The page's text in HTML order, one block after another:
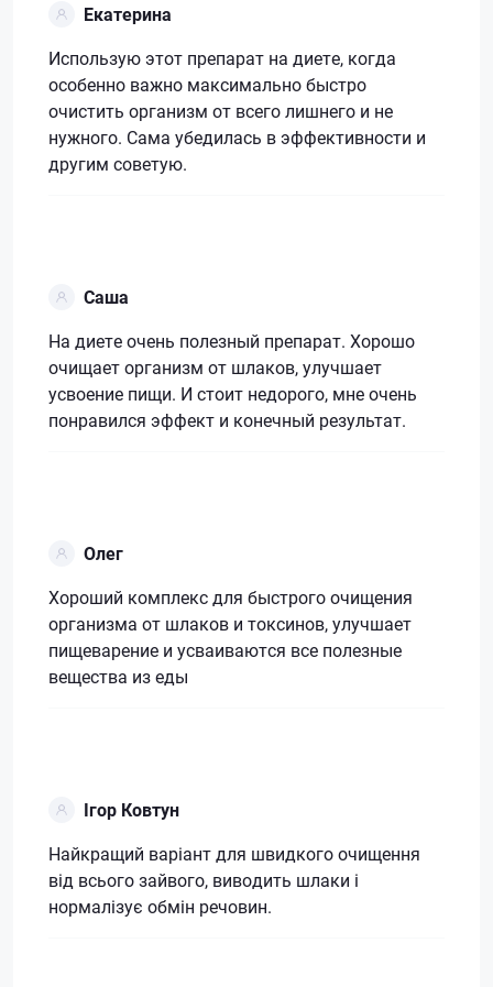
Екатерина
Использую этот препарат на диете, когда
особенно важно максимально быстро
очистить организм от всего лишнего и не
нужного. Сама убедилась в эффективности и
другим советую.
Саша
На диете очень полезный препарат. Хорошо
очищает организм от шлаков, улучшает
усвоение пищи. И стоит недорого, мне очень
понравился эффект и конечный результат.
Олег
Хороший комплекс для быстрого очищения
организма от шлаков и токсинов, улучшает
пищеварение и усваиваются все полезные
вещества из еды
Ігор Ковтун
Найкращий варіант для швидкого очищення
від всього зайвого, виводить шлаки і
нормалізує обмін речовин.